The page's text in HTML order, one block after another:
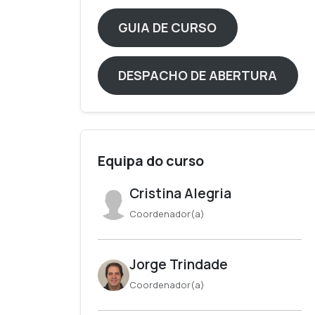
GUIA DE CURSO
DESPACHO DE ABERTURA
Equipa do curso
Cristina Alegria
Coordenador(a)
Jorge Trindade
Coordenador(a)